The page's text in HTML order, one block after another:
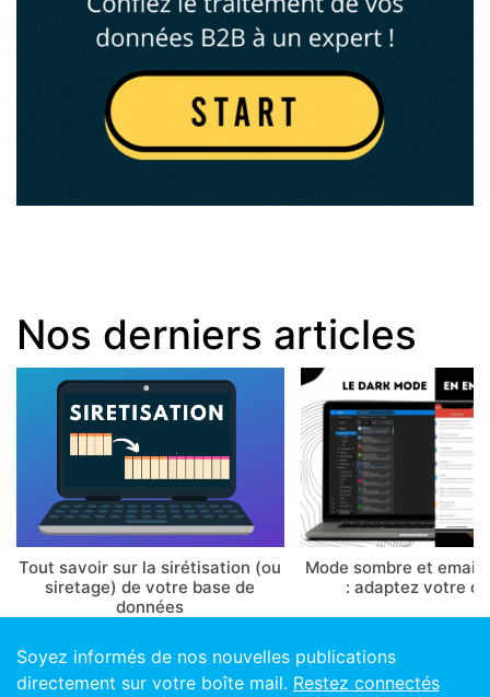
Nos derniers articles
Tout savoir sur la sirétisation (ou
siretage) de votre base de
données
Mode sombre et email
: adaptez votre
Soyez informés de nos nouvelles publications
directement sur votre boîte mail. Restez connectés